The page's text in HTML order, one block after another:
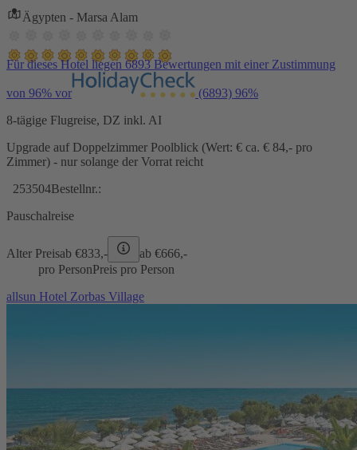
Ägypten - Marsa Alam
Für dieses Hotel liegen 6893 Bewertungen mit einer Zustimmung
von 96% vor (6893) 96%
8-tägige Flugreise, DZ inkl. AI
Upgrade auf Doppelzimmer Poolblick (Wert: € ca. € 84,- pro
Zimmer) - nur solange der Vorrat reicht
253504Bestellnr.:
Pauschalreise
Alter Preisab €833,- ab €666,-
pro PersonPreis pro Person
allsun Hotel Zorbas Village